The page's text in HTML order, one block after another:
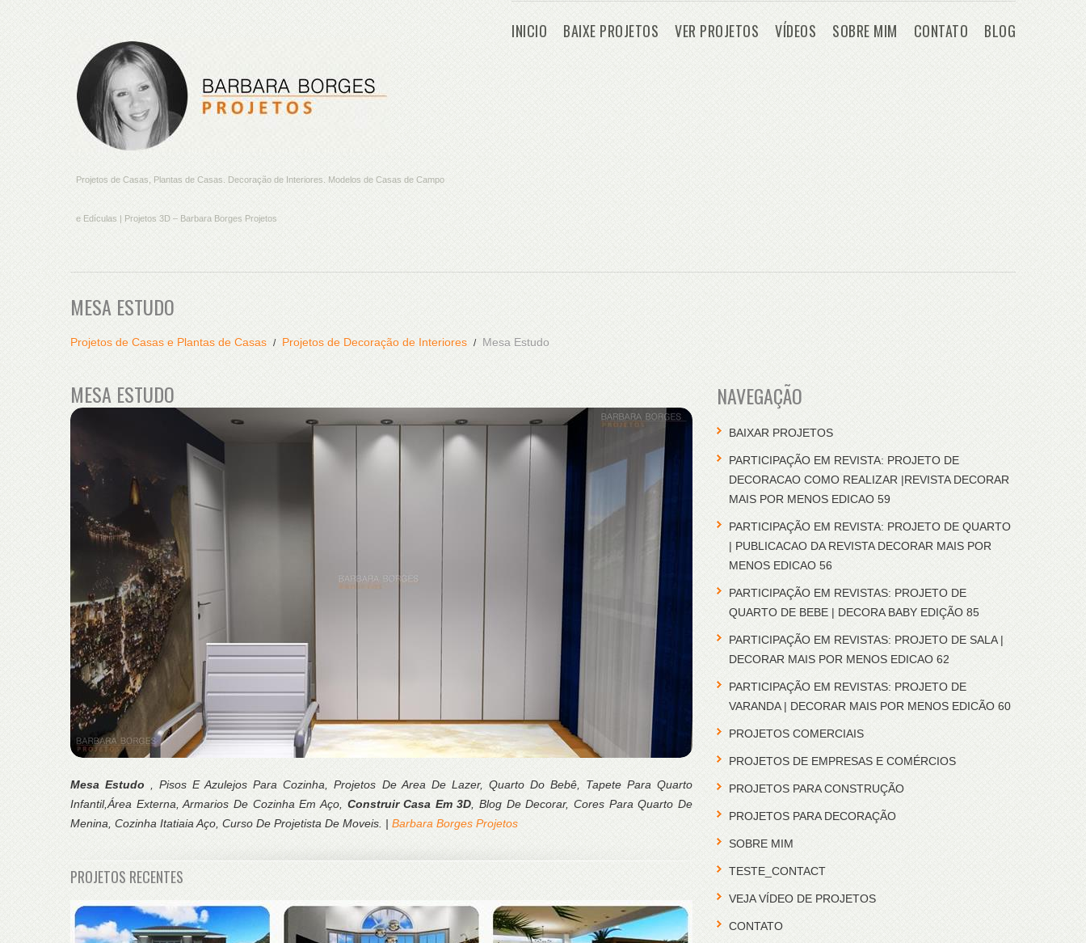
Projetos de Casas, Plantas de Casas. Decoração de Interiores. Modelos de Casas de Campo
e Edículas | Projetos 3D – Barbara Borges Projetos
INICIO BAIXE PROJETOS VER PROJETOS VÍDEOS SOBRE MIM CONTATO BLOG
MESA ESTUDO
Projetos de Casas e Plantas de Casas Projetos de Decoração de Interiores Mesa Estudo
MESA ESTUDO
Mesa Estudo , Pisos E Azulejos Para Cozinha, Projetos De Area De Lazer, Quarto Do Bebê, Tapete Para Quarto
Infantil,Área Externa, Armarios De Cozinha Em Aço, Construir Casa Em 3D , Blog De Decorar, Cores Para Quarto De
Menina, Cozinha Itatiaia Aço, Curso De Projetista De Moveis. | Barbara Borges Projetos
PROJETOS RECENTES
NAVEGAÇÃO
BAIXAR PROJETOS
PARTICIPAÇÃO EM REVISTA: PROJETO DE
DECORACAO COMO REALIZAR |REVISTA DECORAR
MAIS POR MENOS EDICAO 59
PARTICIPAÇÃO EM REVISTA: PROJETO DE QUARTO
| PUBLICACAO DA REVISTA DECORAR MAIS POR
MENOS EDICAO 56
PARTICIPAÇÃO EM REVISTAS: PROJETO DE
QUARTO DE BEBE | DECORA BABY EDIÇÃO 85
PARTICIPAÇÃO EM REVISTAS: PROJETO DE SALA |
DECORAR MAIS POR MENOS EDICAO 62
PARTICIPAÇÃO EM REVISTAS: PROJETO DE
VARANDA | DECORAR MAIS POR MENOS EDICÃO 60
PROJETOS COMERCIAIS
PROJETOS DE EMPRESAS E COMÉRCIOS
PROJETOS PARA CONSTRUÇÃO
PROJETOS PARA DECORAÇÃO
SOBRE MIM
TESTE_CONTACT
VEJA VÍDEO DE PROJETOS
CONTATO